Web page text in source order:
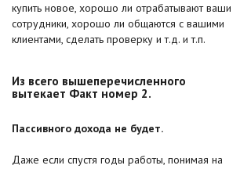
купить новое, хорошо ли отрабатывают ваши
сотрудники, хорошо ли общаются с вашими
клиентами, сделать проверку и т.д. и т.п.
Из всего вышеперечисленного
вытекает Факт номер 2.
Пассивного дохода не будет.
Даже если спустя годы работы, понимая на